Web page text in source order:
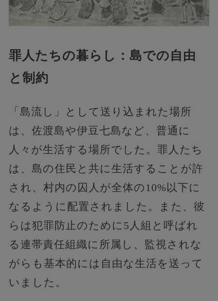
罪人たちの暮らし：島での自由
と制約
「島流し」として送り込まれた場所
は、佐渡島や伊豆七島など、普通に
人々が生活する場所でした。罪人たち
は、島の住民と共に生活することが許
され、村内の囚人が全体の10%以下に
なるように配置されました。また、彼
らは犯罪防止のために5人組と呼ばれ
る連帯責任組織に所属し、監視されな
がらも基本的には自由な生活を送って
いました。